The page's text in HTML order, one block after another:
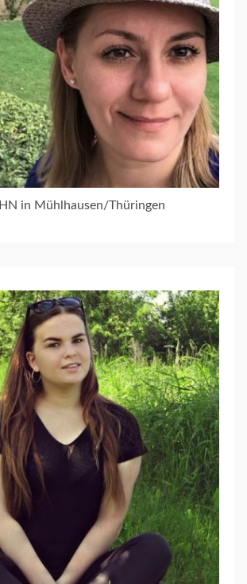
in Mühlhausen/Thüringen